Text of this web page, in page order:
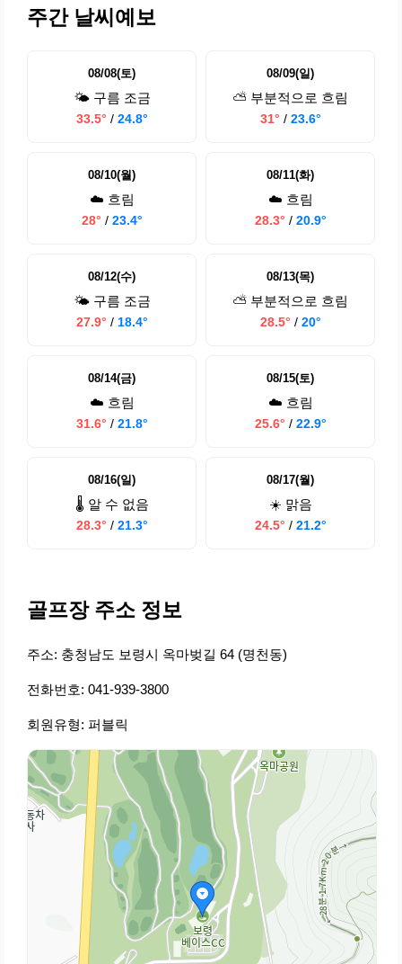
주간 날씨예보
08/08(토)
🌤️ 구름 조금
33.5° / 24.8°
08/09(일)
⛅ 부분적으로 흐림
31° / 23.6°
08/10(월)
☁️ 흐림
28° / 23.4°
08/11(화)
☁️ 흐림
28.3° / 20.9°
08/12(수)
🌤️ 구름 조금
27.9° / 18.4°
08/13(목)
⛅ 부분적으로 흐림
28.5° / 20°
08/14(금)
☁️ 흐림
31.6° / 21.8°
08/15(토)
☁️ 흐림
25.6° / 22.9°
08/16(일)
🌡️ 알 수 없음
28.3° / 21.3°
08/17(월)
☀️ 맑음
24.5° / 21.2°
골프장 주소 정보
주소: 충청남도 보령시 옥마벚길 64 (명천동)
전화번호: 041-939-3800
회원유형: 퍼블릭